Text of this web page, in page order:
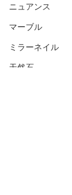
ニュアンス
マーブル
ミラーネイル
天然石